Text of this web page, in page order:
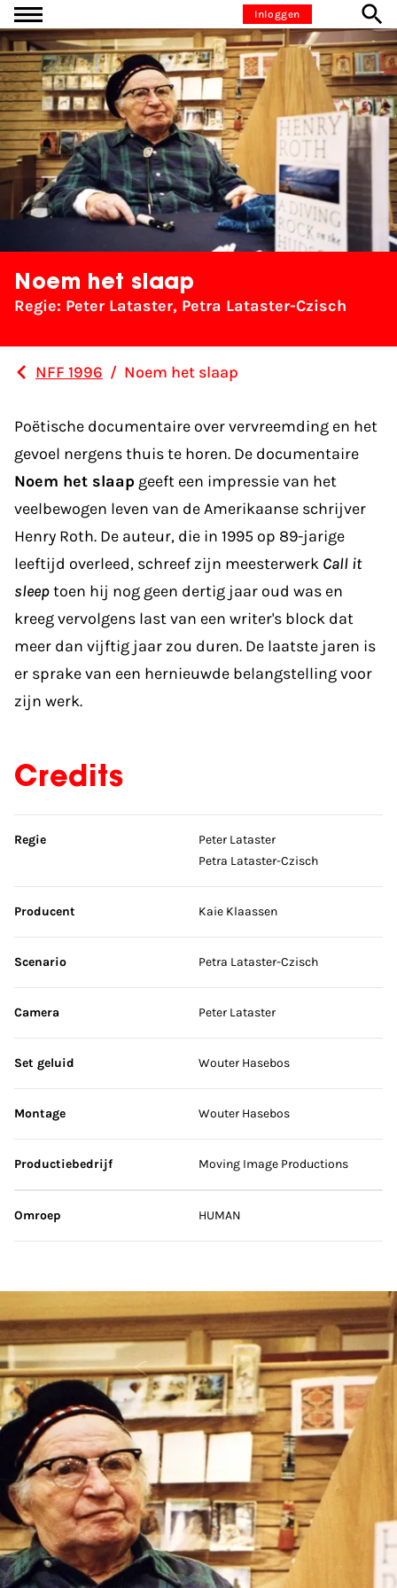
Ga naar inhoudInloggen
Noem het slaap
Regie: Peter Lataster, Petra Lataster-Czisch
NFF 1996 / Noem het slaap
Poëtische documentaire over vervreemding en het
gevoel nergens thuis te horen. De documentaire
Noem het slaap geeft een impressie van het
veelbewogen leven van de Amerikaanse schrijver
Henry Roth. De auteur, die in 1995 op 89-jarige
leeftijd overleed, schreef zijn meesterwerk Call it
sleeptoen hij nog geen dertig jaar oud was en
kreeg vervolgens last van een writer's block dat
meer dan vijftig jaar zou duren. De laatste jaren is
er sprake van een hernieuwde belangstelling voor
zijn werk.
Credits
Sla credits over
Regie
Peter Lataster
Petra Lataster-Czisch
Producent Kaie Klaassen
Scenario Petra Lataster-Czisch
Camera Peter Lataster
Set geluid Wouter Hasebos
Montage Wouter Hasebos
Productiebedrijf Moving Image Productions
Omroep HUMAN